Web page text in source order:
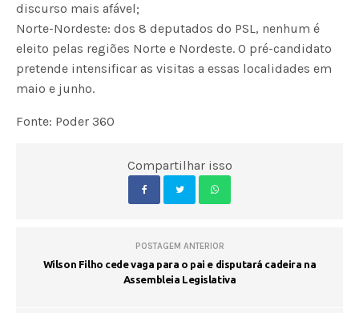
discurso mais afável;
Norte-Nordeste: dos 8 deputados do PSL, nenhum é
eleito pelas regiões Norte e Nordeste. O pré-candidato
pretende intensificar as visitas a essas localidades em
maio e junho.
Fonte: Poder 360
Compartilhar isso
POSTAGEM ANTERIOR
Wilson Filho cede vaga para o pai e disputará cadeira na
Assembleia Legislativa